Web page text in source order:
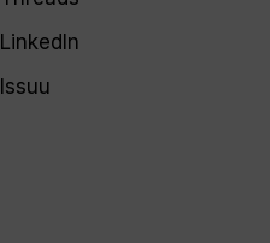
LinkedIn
Issuu